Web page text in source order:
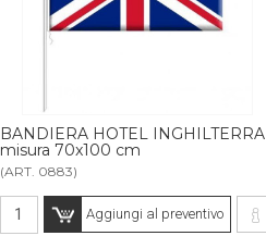
BANDIERA HOTEL INGHILTERRA
misura 70x100 cm
(ART. 0883)
Aggiungi al preventivo